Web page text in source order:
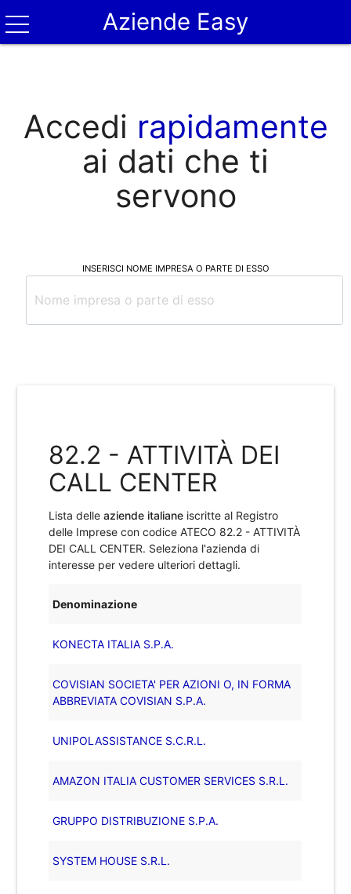
Aziende Easy
Accedi rapidamente
ai dati che ti
servono
INSERISCI NOME IMPRESA O PARTE DI ESSO
82.2 - ATTIVITÀ DEI
CALL CENTER
Lista delleaziende italiane iscritte al Registro
delle Imprese con codice ATECO 82.2 - ATTIVITÀ
DEI CALL CENTER. Seleziona l'azienda di
interesse per vedere ulteriori dettagli.
Denominazione
KONECTA ITALIA S.P.A.
COVISIAN SOCIETA' PER AZIONI O, IN FORMA
ABBREVIATA COVISIAN S.P.A.
UNIPOLASSISTANCE S.C.R.L.
AMAZON ITALIA CUSTOMER SERVICES S.R.L.
GRUPPO DISTRIBUZIONE S.P.A.
SYSTEM HOUSE S.R.L.